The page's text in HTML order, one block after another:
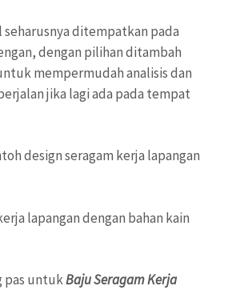
ditempatkan pada
dengan pilihan ditambah
mempermudah analisis dan
jika lagi ada pada tempat
design seragam kerja lapangan
lapangan dengan bahan kain
pas untukBaju Seragam Kerja